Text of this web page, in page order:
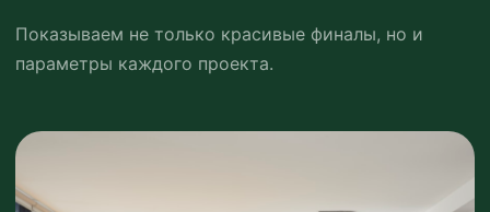
Показываем не только красивые финалы, но и
параметры каждого проекта.